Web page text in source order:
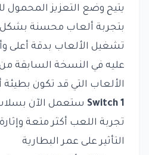
يتيح وضع التعزيز المحمول
بتجربة ألعاب محسنة بشكل
تشغيل الألعاب بدقة أعلى
عليه في النسخة السابقة
الألعاب التي قد تكون
Switch 1 ستعمل الآن
تجربة اللعب أكثر متعة
التأثير على عمر البطارية